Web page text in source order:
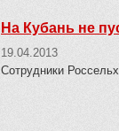
На Кубань не
19.04.2013
Сотрудники